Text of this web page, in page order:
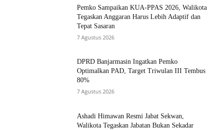
Pemko Sampaikan KUA-PPAS 2026, Walikota
Tegaskan Anggaran Harus Lebih Adaptif dan
Tepat Sasaran
7 Agustus 2026
DPRD Banjarmasin Ingatkan Pemko
Optimalkan PAD, Target Triwulan III Tembus
80%
7 Agustus 2026
Ashadi Himawan Resmi Jabat Sekwan,
Walikota Tegaskan Jabatan Bukan Sekadar